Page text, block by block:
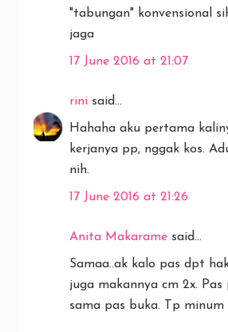
"tabungan" konvensional
jaga
17 June 2016 at 21:07
rini said...
Hahaha aku pertama
kerjanya pp, nggak kos.
nih.
17 June 2016 at 21:26
Anita Makarame said...
Samaa..ak kalo pas dpt
juga makannya cm 2x.
sama pas buka. Tp